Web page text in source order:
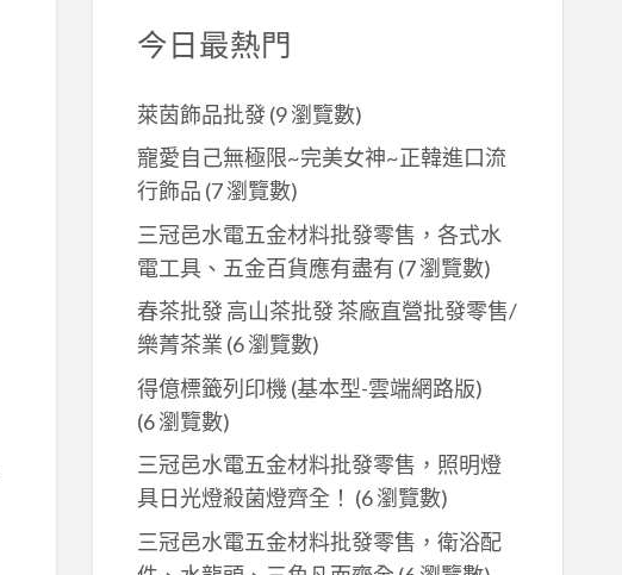
今日最熱門
萊茵飾品批發(9 瀏覽數)
寵愛自己無極限~完美女神~正韓進口流
行飾品 (7 瀏覽數)
三冠邑水電五金材料批發零售，各式水
電工具、五金百貨應有盡有 (7 瀏覽數)
春茶批發 高山茶批發 茶廠直營批發零售/
樂菁茶業 (6 瀏覽數)
得億標籤列印機 (基本型-雲端網路版)
(6 瀏覽數)
三冠邑水電五金材料批發零售，照明燈
具日光燈殺菌燈齊全！ (6 瀏覽數)
三冠邑水電五金材料批發零售，衛浴配